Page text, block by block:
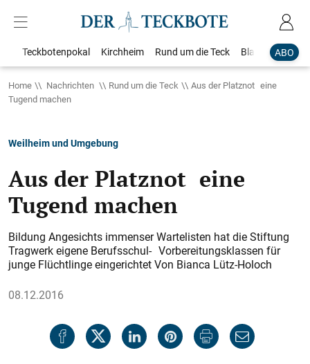
ABO
Teckbotenpokal Kirchheim Rund um die Teck Blaulicht
Home Nachrichten Rund um die Teck
Aus der Platznot eine
Tugend machen
Weilheim und Umgebung
Aus der Platznot eine
Tugend machen
Bildung Angesichts immenser Wartelisten hat die Stiftung
Tragwerk eigene Berufsschul- Vorbereitungsklassen für
junge Flüchtlinge eingerichtet Von Bianca Lütz-Holoch
08.12.2016